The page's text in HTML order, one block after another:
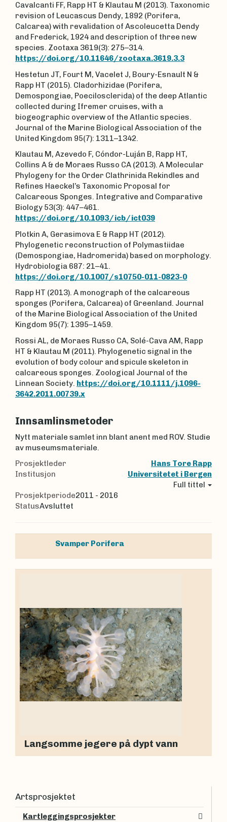
Cavalcanti FF, Rapp HT & Klautau M (2013). Taxonomic
revision of Leucascus Dendy, 1892 (Porifera,
Calcarea) with revalidation of Ascoleucetta Dendy
and Frederick, 1924 and description of three new
species. Zootaxa 3619(3): 275–314.
https://doi.org/10.11646/zootaxa.3619.3.3
Hestetun JT, Fourt M, Vacelet J, Boury-Esnault N &
Rapp HT (2015). Cladorhizidae (Porifera,
Demospongiae, Poecilosclerida) of the deep Atlantic
collected during Ifremer cruises, with a
biogeographic overview of the Atlantic species.
Journal of the Marine Biological Association of the
United Kingdom 95(7): 1311–1342.
Klautau M, Azevedo F, Cóndor-Luján B, Rapp HT,
Collins A & de Moraes Russo CA (2013). A Molecular
Phylogeny for the Order Clathrinida Rekindles and
Refines Haeckel’s Taxonomic Proposal for
Calcareous Sponges. Integrative and Comparative
Biology 53(3): 447–461.
https://doi.org/10.1093/icb/ict039
Plotkin A, Gerasimova E & Rapp HT (2012).
Phylogenetic reconstruction of Polymastiidae
(Demospongiae, Hadromerida) based on morphology.
Hydrobiologia 687: 21–41.
https://doi.org/10.1007/s10750-011-0823-0
Rapp HT (2013). A monograph of the calcareous
sponges (Porifera, Calcarea) of Greenland. Journal
of the Marine Biological Association of the United
Kingdom 95(7): 1395–1459.
Rossi AL, de Moraes Russo CA, Solé-Cava AM, Rapp
HT & Klautau M (2011). Phylogenetic signal in the
evolution of body colour and spicule skeleton in
calcareous sponges. Zoological Journal of the
Linnean Society. https://doi.org/10.1111/j.1096-
3642.2011.00739.x
Innsamlinsmetoder
Nytt materiale samlet inn blant anent med ROV. Studie
av museumsmateriale.
Prosjektleder
Hans Tore Rapp
Institusjon
Universitetet i Bergen
Full tittel
Prosjektperiode2011 - 2016
StatusAvsluttet
Svamper Porifera
Langsomme jegere på dypt vann
Artsprosjektet
Kartleggingsprosjekter